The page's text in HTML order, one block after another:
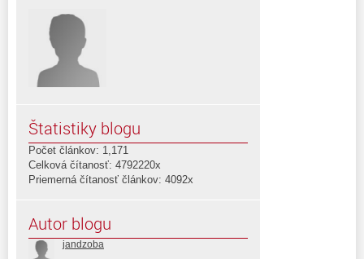
Štatistiky blogu
Počet článkov: 1,171
Celková čítanosť: 4792220x
Priemerná čítanosť článkov: 4092x
Autor blogu
jandzoba